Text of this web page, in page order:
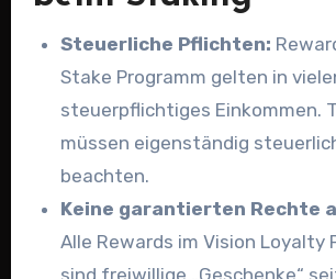
Steuerliche Pflichten:
Stake Programm gelten in
steuerpflichtiges Einkommen.
müssen eigenständig
beachten.
Keine garantierten Rechte
Alle Rewards im Vision Loyalty
sind freiwillige „Geschenke“